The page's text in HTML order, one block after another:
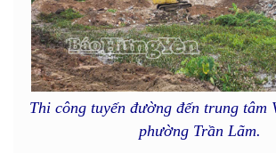
Thi công tuyến đường đến trung tâm
phường Trần Lãm.